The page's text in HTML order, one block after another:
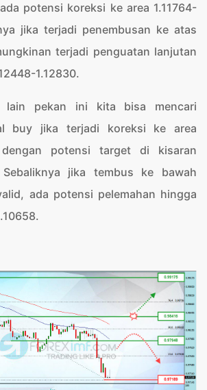
potensi koreksi ke area 1.11764-
jika terjadi penembusan ke atas
terjadi penguatan lanjutan
1.12830.
lain pekan ini kita bisa mencari
buy jika terjadi koreksi ke area
dengan potensi target di kisaran
Sebaliknya jika tembus ke bawah
ada potensi pelemahan hingga